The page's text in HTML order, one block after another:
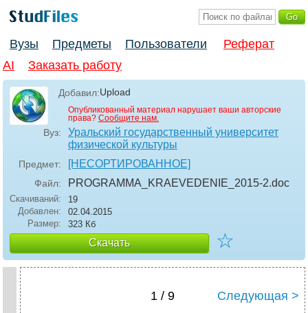
Вузы Предметы Пользователи
Реферат
AI
Заказать работу
Добавил:Upload
Опубликованный материал нарушает ваши авторские
права? Сообщите нам.
Вуз:
Уральский государственный университет
физической культуры
Предмет: [НЕСОРТИРОВАННОЕ]
Файл: PROGRAMMA_KRAEVEDENIE_2015-2.doc
Скачиваний:
19
Добавлен:
02.04.2015
Размер:
323 Кб
Скачать ☆
1 / 9 Следующая >